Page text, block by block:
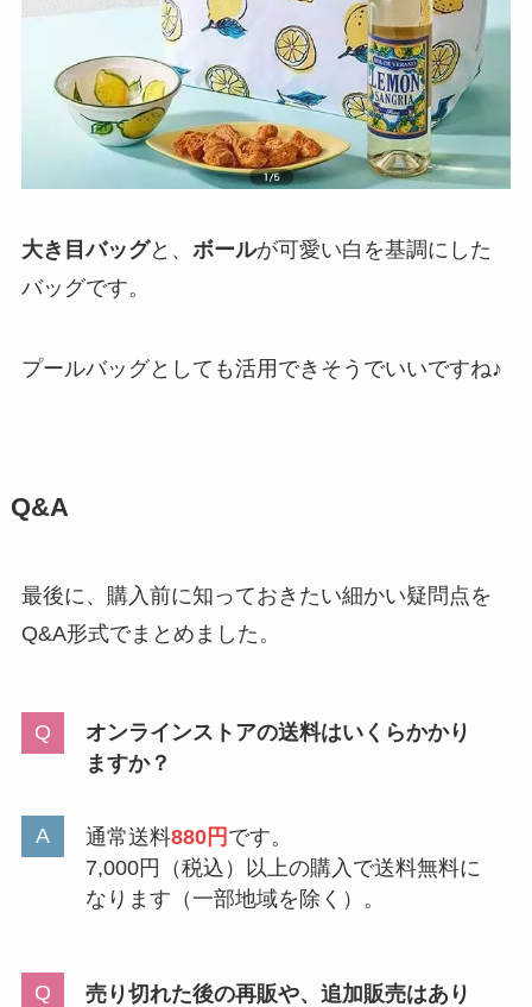
大き目バッグと、 ボールが可愛い白を基調にした
バッグです。
プールバッグとしても活用できそうでいいですね♪
Q&A
最後に、購入前に知っておきたい細かい疑問点を
Q&A形式でまとめました。
オンラインストアの送料はいくらかかり
ますか？
通常送料880円 です。
7,000円（税込）以上の購入で送料無料に
なります（一部地域を除く）。
売り切れた後の再販や、追加販売はあり